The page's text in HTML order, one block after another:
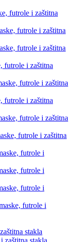
futrole i zaštitna
futrole i zaštitna
futrole i zaštitna
futrole i zaštitna
futrole i zaštitna
futrole i zaštitna
futrole i zaštitna
futrole i zaštitna
futrole i
futrole i
futrole i
futrole i
stakla
zaštitna stakla